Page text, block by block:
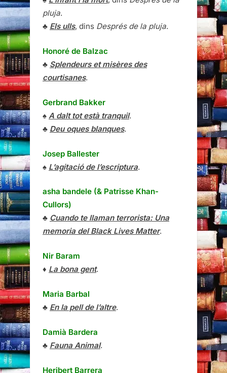
pluja.
♣ Els ulls, dins Després de la pluja.
Honoré de Balzac
♣ Splendeurs et misères des
courtisanes.
Gerbrand Bakker
♠ A dalt tot està tranquil.
♣ Deu oques blanques.
Josep Ballester
♠ L’agitació de l’escriptura.
asha bandele (& Patrisse Khan-
Cullors)
♣ Cuando te llaman terrorista: Una
memoria del Black Lives Matter.
Nir Baram
♦ La bona gent.
Maria Barbal
♣ En la pell de l’altre.
Damià Bardera
♣ Fauna Animal.
Heribert Barrera